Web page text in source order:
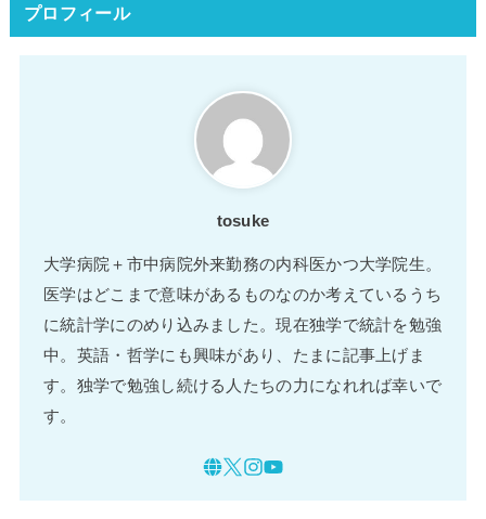
プロフィール
tosuke
大学病院＋市中病院外来勤務の内科医かつ大学院生。
医学はどこまで意味があるものなのか考えているうち
に統計学にのめり込みました。現在独学で統計を勉強
中。英語・哲学にも興味があり、たまに記事上げま
す。独学で勉強し続ける人たちの力になれれば幸いで
す。